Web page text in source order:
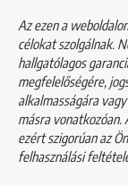
Az ezen a
célokat szolgálnak.
hallgatólagos
megfelelőségére,
alkalmasságára
másra vonatkozóan.
ezért szigorúan az
felhasználási